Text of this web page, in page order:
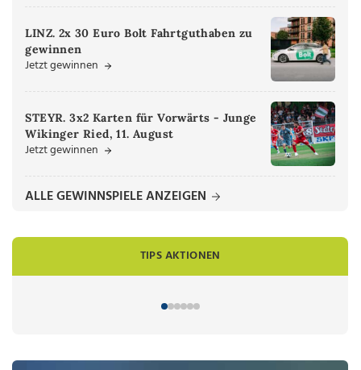
LINZ. 2x 30 Euro Bolt Fahrtguthaben zu
gewinnen
Jetzt gewinnen
STEYR. 3x2 Karten für Vorwärts - Junge
Wikinger Ried, 11. August
Jetzt gewinnen
ALLE GEWINNSPIELE ANZEIGEN
TIPS AKTIONEN